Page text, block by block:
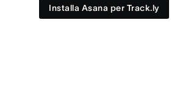
Installa Asana per Track.ly